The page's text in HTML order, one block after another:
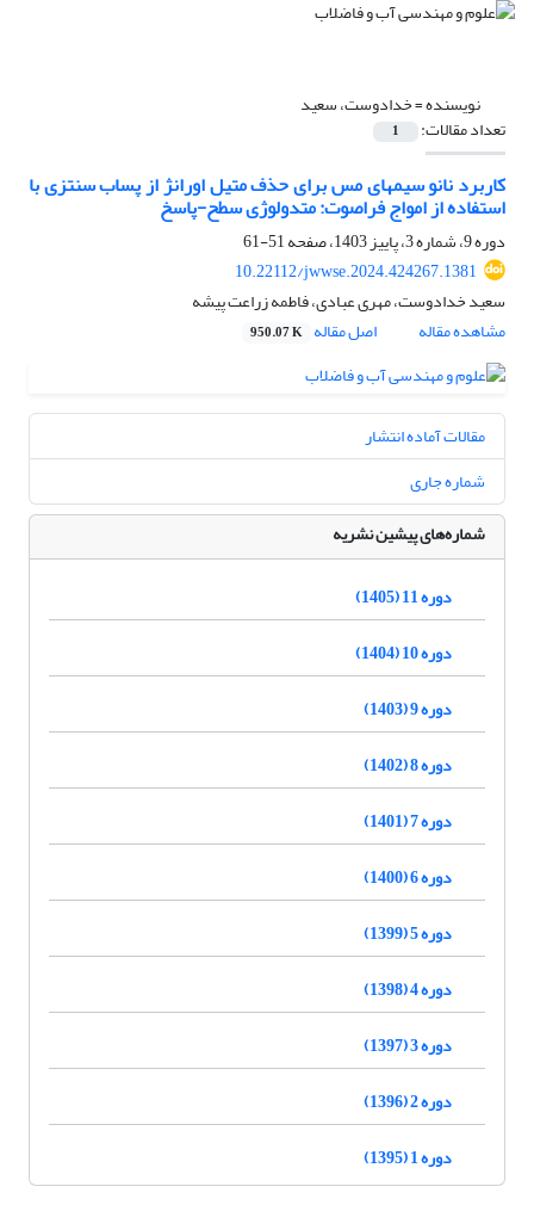
نویسنده =خدادوست، سعید
تعداد مقالات: 1
کاربرد نانو سیمهای مس برای حذف‌ متیل اورانژ از پساب سنتزی با
استفاده از امواج فراصوت: متدولوژی سطح-پاسخ
دوره 9، شماره 3، پاییز 1403، صفحه
51-61
10.22112/jwwse.2024.424267.1381
سعید خدادوست، مهری عبادی، فاطمه زراعت پیشه
مشاهده مقاله
اصل مقاله 950.07 K
مقالات آماده انتشار
شماره جاری
شماره‌های پیشین نشریه
دوره 11 (1405)
دوره 10 (1404)
دوره 9 (1403)
دوره 8 (1402)
دوره 7 (1401)
دوره 6 (1400)
دوره 5 (1399)
دوره 4 (1398)
دوره 3 (1397)
دوره 2 (1396)
دوره 1 (1395)